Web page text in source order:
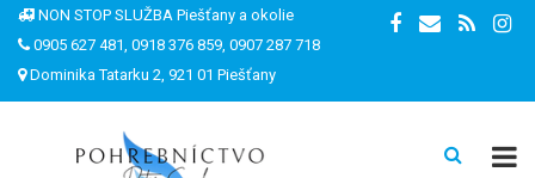
NON STOP SLUŽBA Piešťany a okolie
0905 627 481, 0918 376 859, 0907 287 718
Dominika Tatarku 2, 921 01 Piešťany